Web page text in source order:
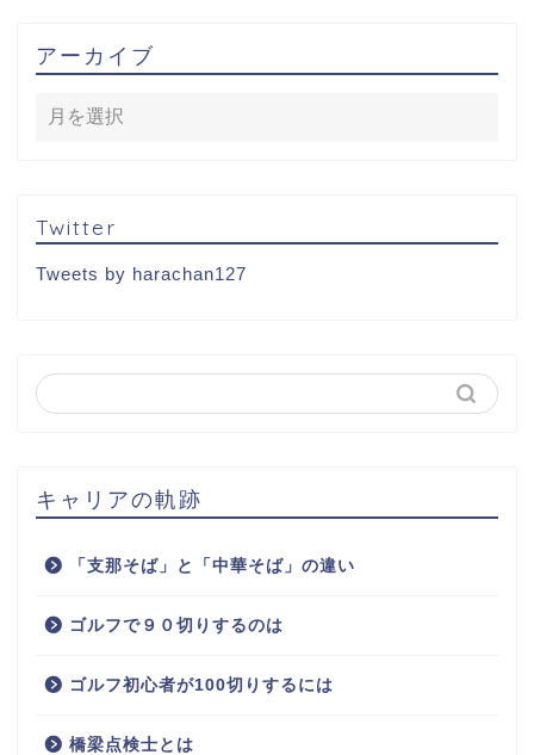
アーカイブ
Twitter
Tweets by harachan127
キャリアの軌跡
「支那そば」と「中華そば」の違い
ゴルフで９０切りするのは
ゴルフ初心者が100切りするには
橋梁点検士とは